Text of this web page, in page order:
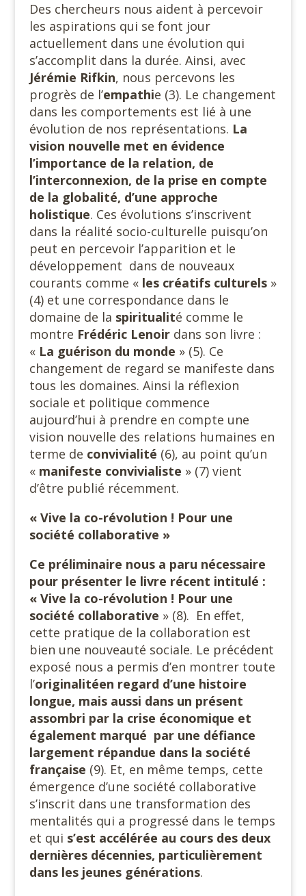
Des chercheurs nous aident à percevoir
les aspirations qui se font jour
actuellement dans une évolution qui
s’accomplit dans la durée. Ainsi, avec
Jérémie Rifkin, nous percevons les
progrès de l’empathie (3). Le changement
dans les comportements est lié à une
évolution de nos représentations. La
vision nouvelle met en évidence
l’importance de la relation, de
l’interconnexion, de la prise en compte
de la globalité, d’une approche
holistique. Ces évolutions s’inscrivent
dans la réalité socio-culturelle puisqu’on
peut en percevoir l’apparition et le
développement dans de nouveaux
courants comme « les créatifs culturels »
(4) et une correspondance dans le
domaine de la spiritualité comme le
montre Frédéric Lenoirdans son livre :
« La guérison du monde » (5). Ce
changement de regard se manifeste dans
tous les domaines. Ainsi la réflexion
sociale et politique commence
aujourd’hui à prendre en compte une
vision nouvelle des relations humaines en
terme de convivialité (6), au point qu’un
« manifeste convivialiste » (7) vient
d’être publié récemment.
« Vive la co-révolution ! Pour une
société collaborative »
Ce préliminaire nous a paru nécessaire
pour présenter le livre récent intitulé :
« Vive la co-révolution ! Pour une
société collaborative » (8). En effet,
cette pratique de la collaboration est
bien une nouveauté sociale. Le précédent
exposé nous a permis d’en montrer toute
l’originalitéen regard d’une histoire
longue, mais aussi dans un présent
assombri par la crise économique et
également marqué par une défiance
largement répandue dans la société
française (9). Et, en même temps, cette
émergence d’une société collaborative
s’inscrit dans une transformation des
mentalités qui a progressé dans le temps
et qui s’est accélérée au cours des deux
dernières décennies, particulièrement
dans les jeunes générations.